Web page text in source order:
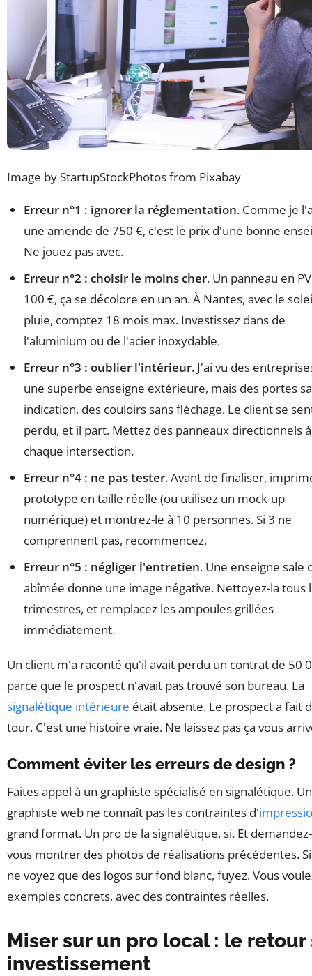
Image by StartupStockPhotos from Pixabay
Erreur n°1 : ignorer la réglementation. Comme je
une amende de 750 €, c'est le prix d'une bonne
Ne jouez pas avec.
Erreur n°2 : choisir le moins cher. Un panneau en
100 €, ça se décolore en un an. À Nantes, avec le
pluie, comptez 18 mois max. Investissez dans de
l'aluminium ou de l'acier inoxydable.
Erreur n°3 : oublier l'intérieur. J'ai vu des
une superbe enseigne extérieure, mais des portes
indication, des couloirs sans fléchage. Le client se
perdu, et il part. Mettez des panneaux directionnels à
chaque intersection.
Erreur n°4 : ne pas tester. Avant de finaliser,
prototype en taille réelle (ou utilisez un mock-up
numérique) et montrez-le à 10 personnes. Si 3 ne
comprennent pas, recommencez.
Erreur n°5 : négliger l'entretien. Une enseigne sale
abîmée donne une image négative. Nettoyez-la tous
trimestres, et remplacez les ampoules grillées
immédiatement.
Un client m'a raconté qu'il avait perdu un contrat de 50
parce que le prospect n'avait pas trouvé son bureau. La
signalétique intérieure était absente. Le prospect a fait
tour. C'est une histoire vraie. Ne laissez pas ça vous
Comment éviter les erreurs de design ?
Faites appel à un graphiste spécialisé en signalétique. Un
graphiste web ne connaît pas les contraintes d'
grand format. Un pro de la signalétique, si. Et
vous montrer des photos de réalisations précédentes.
ne voyez que des logos sur fond blanc, fuyez. Vous
exemples concrets, avec des contraintes réelles.
Miser sur un pro local : le retour
investissement